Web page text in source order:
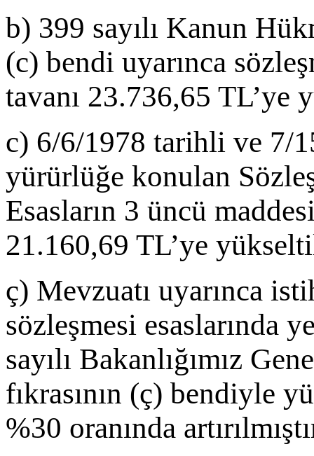
b) 399 sayılı Kanun
(c) bendi uyarınca
tavanı 23.736,65 TL’ye
c) 6/6/1978 tarihli ve 7/
yürürlüğe konulan
Esasların 3 üncü
21.160,69 TL’ye
ç) Mevzuatı uyarınca
sözleşmesi esaslarında
sayılı Bakanlığımız
fıkrasının (ç) bendiyle
%30 oranında